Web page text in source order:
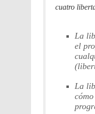
cuatro
La
el
La